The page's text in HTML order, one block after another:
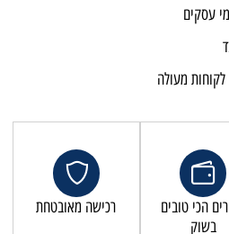
מעולה
הכי טובים
בשוק
רכישה מאובטחת